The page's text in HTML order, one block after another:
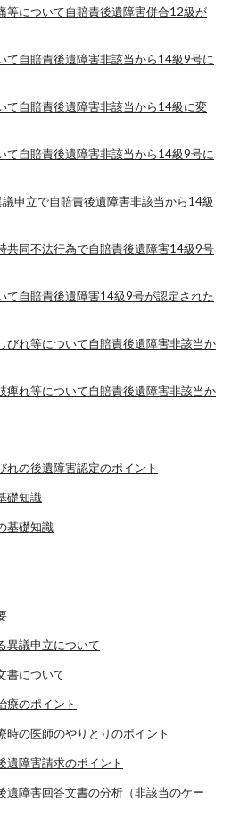
等について自賠責後遺障害併合12級が
て自賠責後遺障害非該当から14級9号に
て自賠責後遺障害非該当から14級に変
て自賠責後遺障害非該当から14級9号に
申立で自賠責後遺障害非該当から14級
共同不法行為で自賠責後遺障害14級9号
自賠責後遺障害14級9号が認定された
びれ等について自賠責後遺障害非該当か
痺れ等について自賠責後遺障害非該当か
の後遺障害認定のポイント
礎知識
基礎知識
異議申立について
書について
のポイント
の医師のやりとりのポイント
障害請求のポイント
障害回答文書の分析（非該当のケー